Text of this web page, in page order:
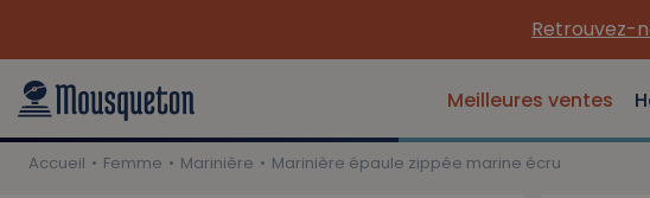
Retrouvez-
Meilleures ventes
Accueil Femme Marinière Marinière épaule zippée marine écru